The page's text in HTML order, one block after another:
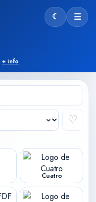
+ info
☾Modo☰
♡
Cuatro